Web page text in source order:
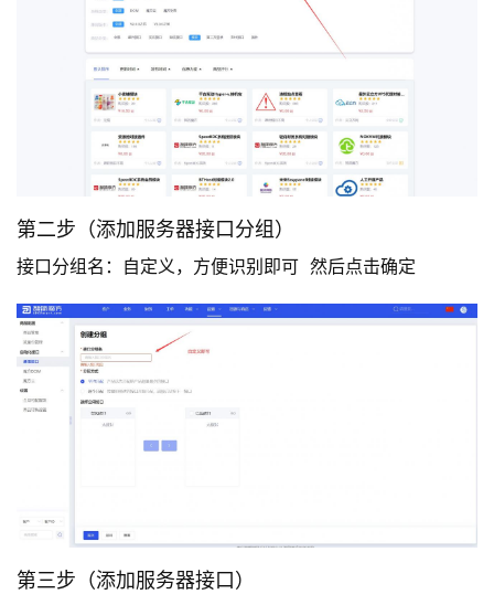
第二步（添加服务器接口分组）
接口分组名：自定义，方便识别即可  然后点击确定
第三步（添加服务器接口）